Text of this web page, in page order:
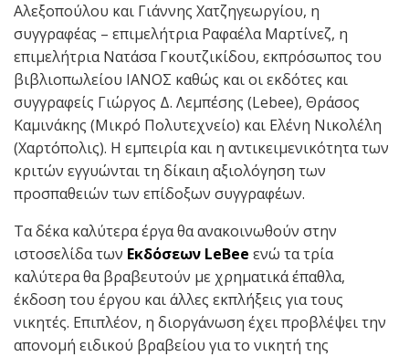
Αλεξοπούλου και Γιάννης Χατζηγεωργίου, η
συγγραφέας – επιμελήτρια Ραφαέλα Μαρτίνεζ, η
επιμελήτρια Νατάσα Γκουτζικίδου, εκπρόσωπος του
βιβλιοπωλείου ΙΑΝΟΣ καθώς και οι εκδότες και
συγγραφείς Γιώργος Δ. Λεμπέσης (Lebee), Θράσος
Καμινάκης (Μικρό Πολυτεχνείο) και Ελένη Νικολέλη
(Χαρτόπολις). Η εμπειρία και η αντικειμενικότητα των
κριτών εγγυώνται τη δίκαιη αξιολόγηση των
προσπαθειών των επίδοξων συγγραφέων.
Τα δέκα καλύτερα έργα θα ανακοινωθούν στην
ιστοσελίδα των Εκδόσεων LeBee ενώ τα τρία
καλύτερα θα βραβευτούν με χρηματικά έπαθλα,
έκδοση του έργου και άλλες εκπλήξεις για τους
νικητές. Επιπλέον, η διοργάνωση έχει προβλέψει την
απονομή ειδικού βραβείου για το νικητή της